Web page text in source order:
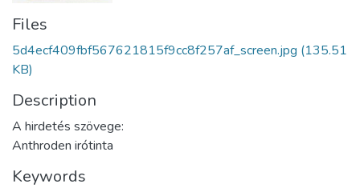
Files
5d4ecf409fbf567621815f9cc8f257af_screen.jpg (135.51
KB)
Description
A hirdetés szövege:
Anthroden irótinta
Keywords